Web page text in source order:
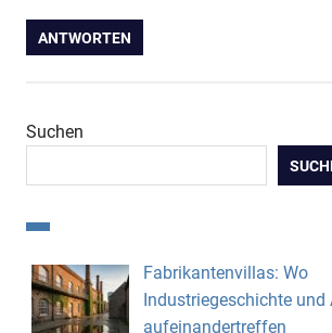
ANTWORTEN
Suchen
Fabrikantenvillas: Wo
Industriegeschichte und
aufeinandertreffen